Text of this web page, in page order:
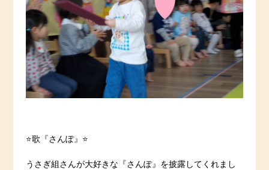
⭐️歌『さんぽ』⭐️
うさぎ組さんが大好きな『さんぽ』を披露してくれまし